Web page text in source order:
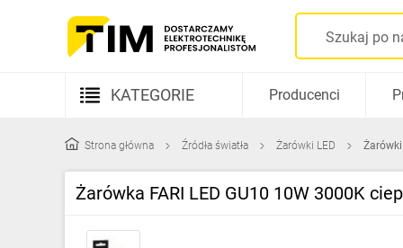
KATEGORIE
Kable i przewody
Elementy prowadzenia kabli
Producenci
Strona główna Źródła światła Żarówki LED Żarówki
Żarówka FARI LED GU10 10W 3000K